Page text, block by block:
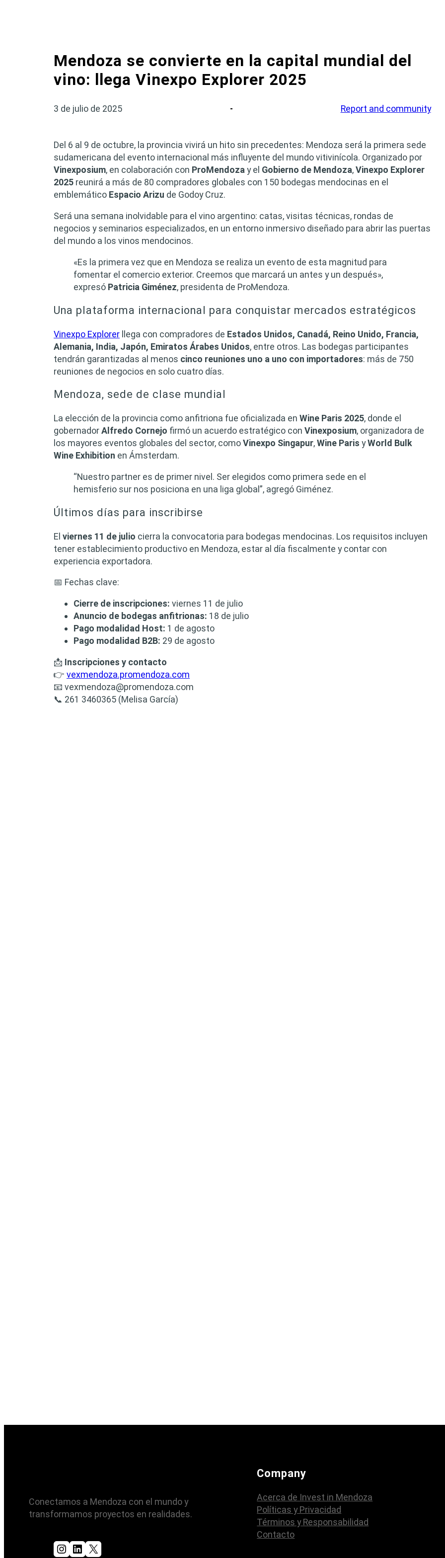
Mendoza se convierte en la capital mundial del
vino: llega Vinexpo Explorer 2025
3 de julio de 2025 Report and community
Del 6 al 9 de octubre, la provincia vivirá un hito sin precedentes: Mendoza será la primera sede
sudamericana del evento internacional más influyente del mundo vitivinícola. Organizado por
Vinexposium, en colaboración con ProMendozay el Gobierno de Mendoza,Vinexpo Explorer
2025 reunirá a más de 80 compradores globales con 150 bodegas mendocinas en el
emblemático Espacio Arizu de Godoy Cruz.
Será una semana inolvidable para el vino argentino: catas, visitas técnicas, rondas de
negocios y seminarios especializados, en un entorno inmersivo diseñado para abrir las puertas
del mundo a los vinos mendocinos.
«Es la primera vez que en Mendoza se realiza un evento de esta magnitud para
fomentar el comercio exterior. Creemos que marcará un antes y un después»,
expresó Patricia Giménez, presidenta de ProMendoza.
Una plataforma internacional para conquistar mercados estratégicos
Vinexpo Explorer llega con compradores de Estados Unidos, Canadá, Reino Unido, Francia,
Alemania, India, Japón, Emiratos Árabes Unidos, entre otros. Las bodegas participantes
tendrán garantizadas al menos cinco reuniones uno a uno con importadores: más de 750
reuniones de negocios en solo cuatro días.
Mendoza, sede de clase mundial
La elección de la provincia como anfitriona fue oficializada en Wine Paris 2025, donde el
gobernadorAlfredo Cornejo firmó un acuerdo estratégico con Vinexposium, organizadora de
los mayores eventos globales del sector, comoVinexpo Singapur,Wine Paris yWorld Bulk
Wine Exhibition en Ámsterdam.
“Nuestro partner es de primer nivel. Ser elegidos como primera sede en el
hemisferio sur nos posiciona en una liga global”, agregó Giménez.
Últimos días para inscribirse
El viernes 11 de julio cierra la convocatoria para bodegas mendocinas. Los requisitos incluyen
tener establecimiento productivo en Mendoza, estar al día fiscalmente y contar con
experiencia exportadora.
📅 Fechas clave:
Cierre de inscripciones: viernes 11 de julio
Anuncio de bodegas anfitrionas: 18 de julio
Pago modalidad Host: 1 de agosto
Pago modalidad B2B: 29 de agosto
📩 Inscripciones y contacto
👉 vexmendoza.promendoza.com
📧 vexmendoza@promendoza.com
📞 261 3460365 (Melisa García)
Conectamos a Mendoza con el mundo y
transformamos proyectos en realidades.
Instagram LinkedIn X
Company
Acerca de Invest in Mendoza
Políticas y Privacidad
Términos y Responsabilidad
Contacto